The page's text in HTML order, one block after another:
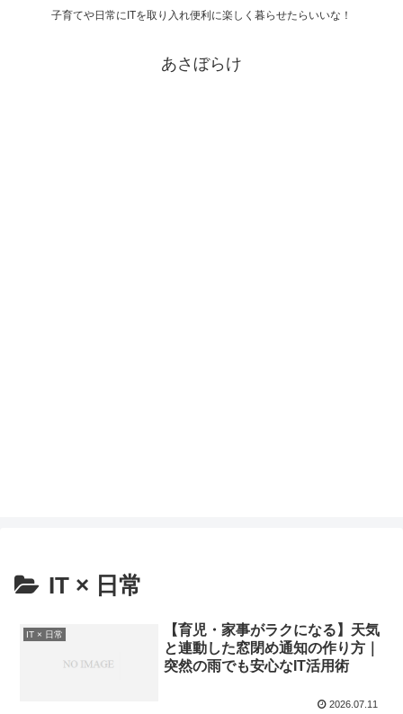
子育てや日常にITを取り入れ便利に楽しく暮らせたらいいな！
あさぼらけ
IT × 日常
IT × 日常
【育児・家事がラクになる】天気
と連動した窓閉め通知の作り方｜
突然の雨でも安心なIT活用術
2026.07.11